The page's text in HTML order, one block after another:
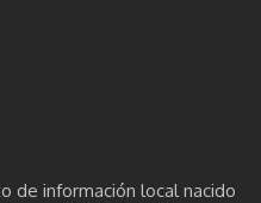
de información local nacido